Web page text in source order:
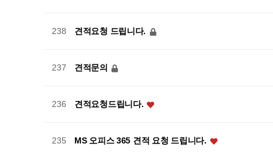
238 견적요청 드립니다.
237 견적문의
236 견적요청드립니다.
235 MS 오피스 365 견적 요청 드립니다.